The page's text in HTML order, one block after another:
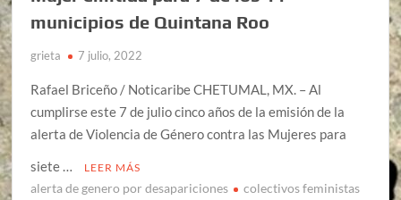
municipios de Quintana Roo
grieta 7 julio, 2022
Rafael Briceño / Noticaribe CHETUMAL, MX. – Al
cumplirse este 7 de julio cinco años de la emisión de la
alerta de Violencia de Género contra las Mujeres para
siete …
LEER MÁS
alerta de genero por desapariciones
colectivos feministas